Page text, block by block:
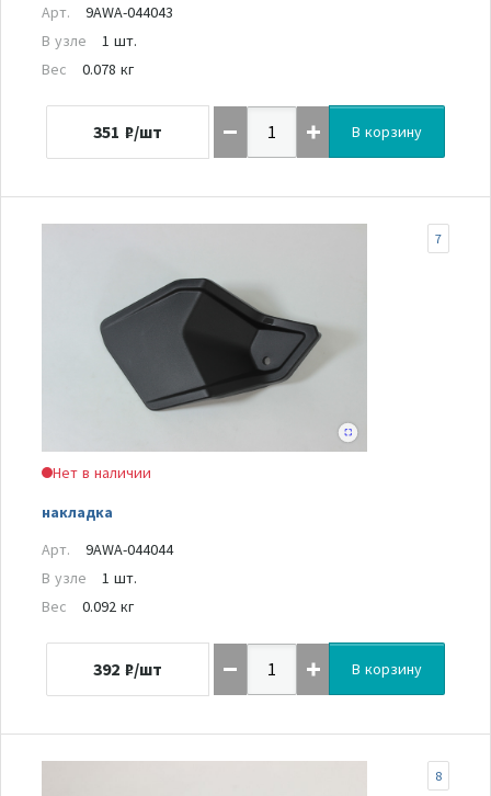
Арт.
9AWA-044043
В узле
1 шт.
Вес
0.078 кг
351 ₽/шт В корзину
Нет в наличии
накладка
7
Арт.
9AWA-044044
В узле
1 шт.
Вес
0.092 кг
392 ₽/шт В корзину
8